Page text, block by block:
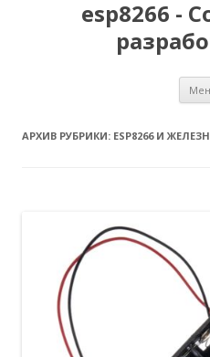
esp8266 -
АРХИВ РУБРИКИ: ESP8266 И